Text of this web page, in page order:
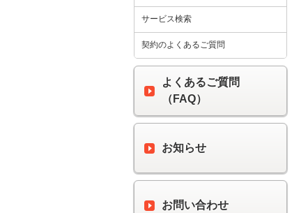
サービス検索
契約のよくあるご質問
よくあるご質問
（FAQ）
お知らせ
お問い合わせ